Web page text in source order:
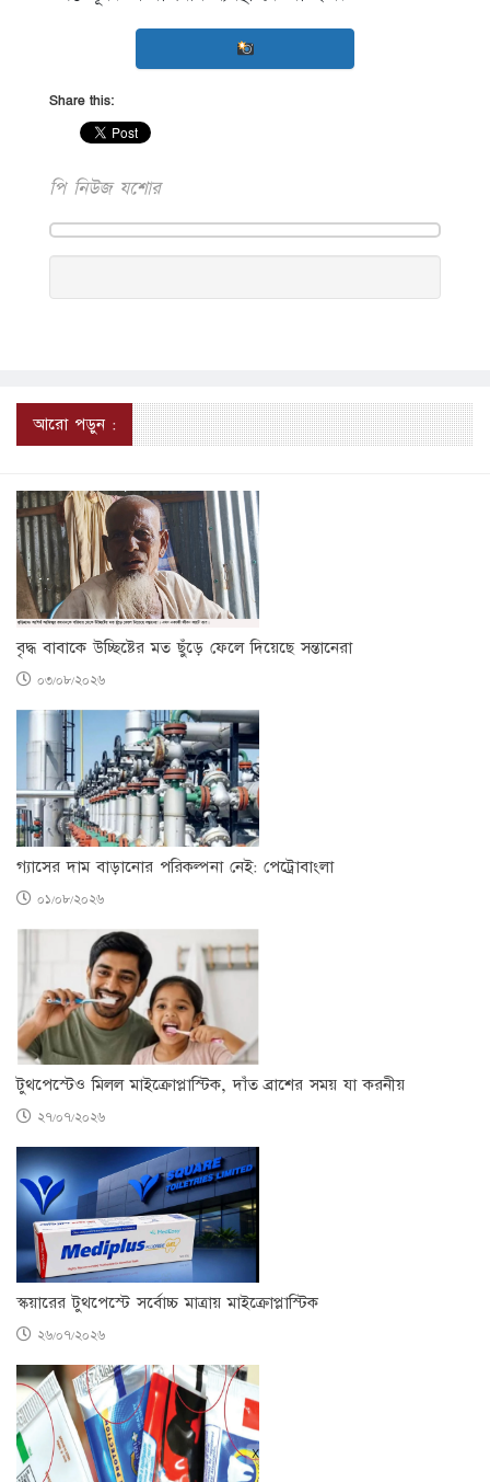
Share this:
পি নিউজ যশোর
আরো পড়ুন :
বৃদ্ধ বাবাকে উচ্ছিষ্টের মত ছুঁড়ে ফেলে দিয়েছে সন্তানেরা
০৩/০৮/২০২৬
গ্যাসের দাম বাড়ানোর পরিকল্পনা নেই: পেট্রোবাংলা
০১/০৮/২০২৬
টুথপেস্টেও মিলল মাইক্রোপ্লাস্টিক, দাঁত ব্রাশের সময় যা করনীয়
২৭/০৭/২০২৬
স্কয়ারের টুথপেস্টে সর্বোচ্চ মাত্রায় মাইক্রোপ্লাস্টিক
২৬/০৭/২০২৬